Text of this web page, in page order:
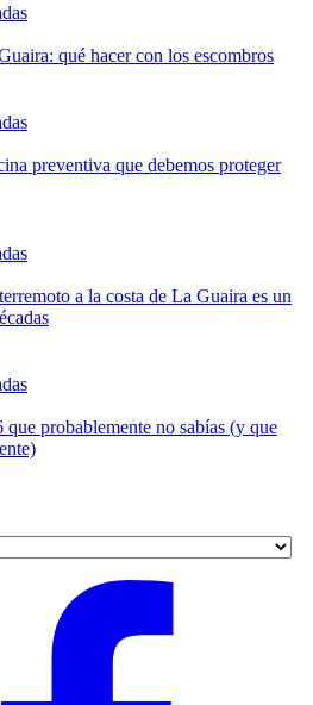
qué hacer con los escombros
preventiva que debemos proteger
a la costa de La Guaira es un
probablemente no sabías (y que